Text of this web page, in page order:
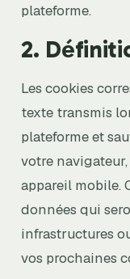
plateforme.
2.
Les cookies
texte transmis
plateforme et
votre
appareil mobile.
données qui
infrastructures
vos prochaines